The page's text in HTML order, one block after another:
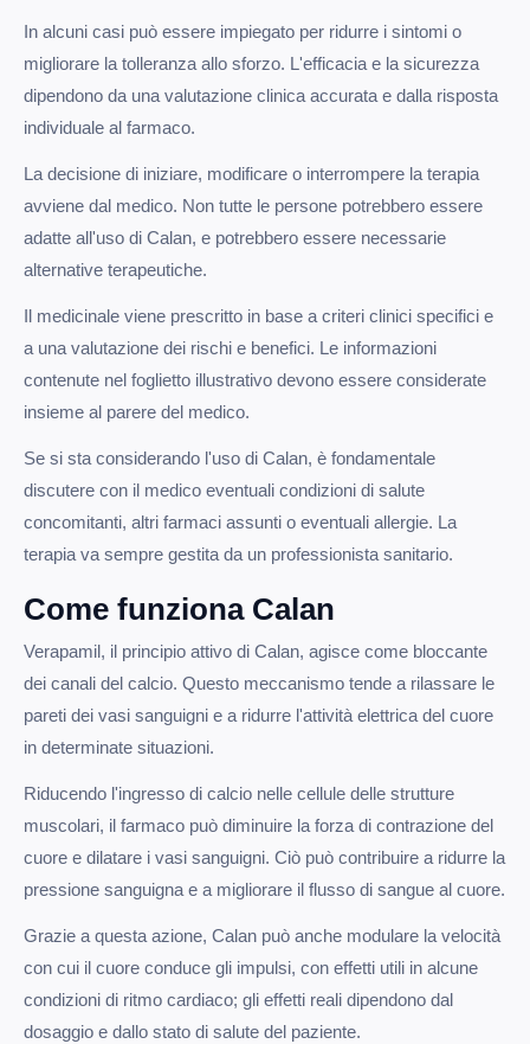
In alcuni casi può essere impiegato per ridurre i sintomi o
migliorare la tolleranza allo sforzo. L'efficacia e la sicurezza
dipendono da una valutazione clinica accurata e dalla risposta
individuale al farmaco.
La decisione di iniziare, modificare o interrompere la terapia
avviene dal medico. Non tutte le persone potrebbero essere
adatte all'uso di Calan, e potrebbero essere necessarie
alternative terapeutiche.
Il medicinale viene prescritto in base a criteri clinici specifici e
a una valutazione dei rischi e benefici. Le informazioni
contenute nel foglietto illustrativo devono essere considerate
insieme al parere del medico.
Se si sta considerando l'uso di Calan, è fondamentale
discutere con il medico eventuali condizioni di salute
concomitanti, altri farmaci assunti o eventuali allergie. La
terapia va sempre gestita da un professionista sanitario.
Come funziona Calan
Verapamil, il principio attivo di Calan, agisce come bloccante
dei canali del calcio. Questo meccanismo tende a rilassare le
pareti dei vasi sanguigni e a ridurre l'attività elettrica del cuore
in determinate situazioni.
Riducendo l'ingresso di calcio nelle cellule delle strutture
muscolari, il farmaco può diminuire la forza di contrazione del
cuore e dilatare i vasi sanguigni. Ciò può contribuire a ridurre la
pressione sanguigna e a migliorare il flusso di sangue al cuore.
Grazie a questa azione, Calan può anche modulare la velocità
con cui il cuore conduce gli impulsi, con effetti utili in alcune
condizioni di ritmo cardiaco; gli effetti reali dipendono dal
dosaggio e dallo stato di salute del paziente.